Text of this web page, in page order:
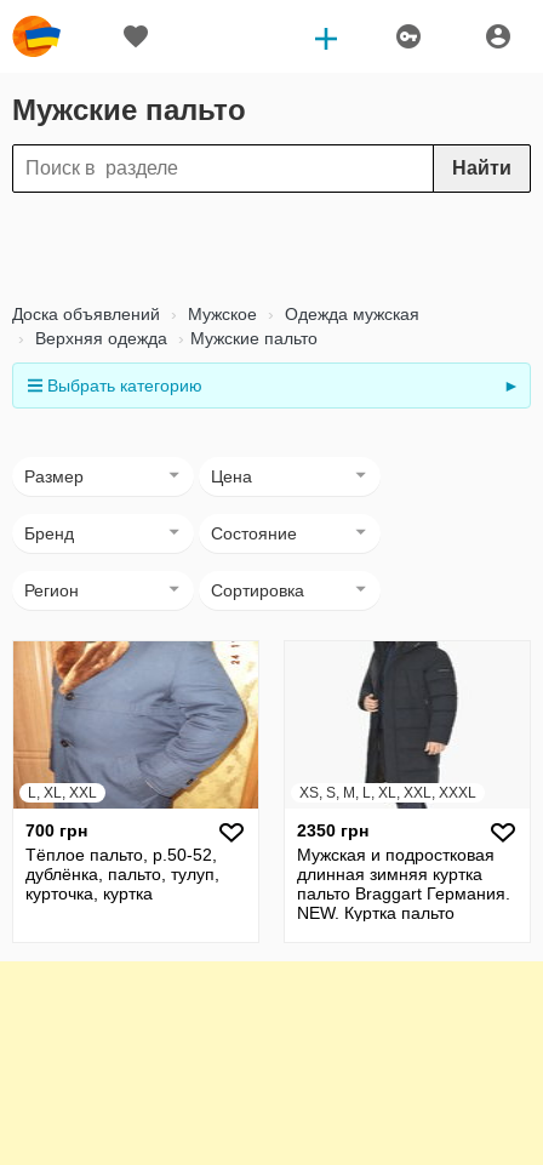
Мужские пальто
Найти
Доска объявлений Мужское
Одежда мужская
Верхняя одежда
Мужские пальто
Выбрать категорию ►
Размер Цена
Бренд Состояние
Регион Сортировка
L, XL, XXL
700 грн
Тёплое пальто, р.50-52,
дублёнка, пальто, тулуп,
курточка, куртка
XS, S, M, L, XL, XXL, XXXL
2350 грн
Мужская и подростковая
длинная зимняя куртка
пальто Braggart Германия.
NEW. Куртка пальто